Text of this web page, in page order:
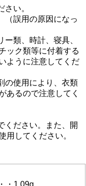
い。
（誤用の原因になっ
類、時計、寝具、
ック類等に付着する
ように注意してくだ
の使用により、衣類
あるので注意してく
ください。また、開
用してください。
・1.09g